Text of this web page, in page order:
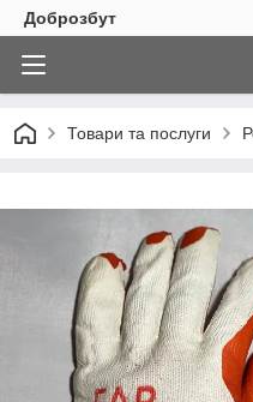
Доброзбут
Товари та послуги